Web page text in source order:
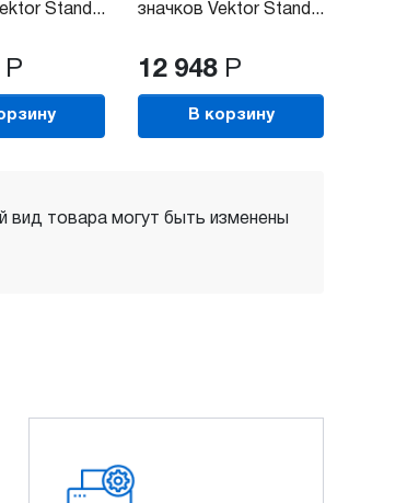
Stand...
Р
значков Vektor Stand...
12 948 Р
В корзину
вид товара могут быть изменены